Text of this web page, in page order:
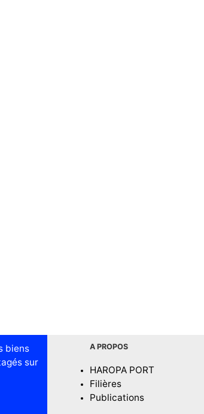
biens
sur
A PROPOS
HAROPA PORT
Filières
Publications